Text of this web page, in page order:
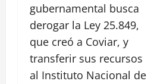
gubernamental busca
derogar la Ley 25.849,
que creó a Coviar, y
transferir sus recursos
al Instituto Nacional de